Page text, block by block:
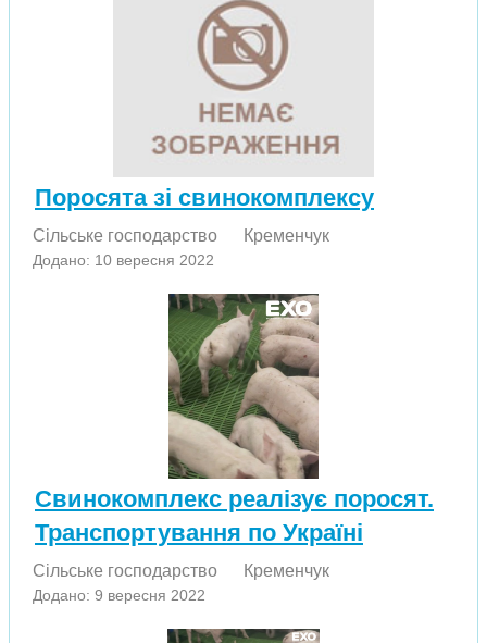
Поросята зі свинокомплексу
Сільське господарство Кременчук
Додано: 10 вересня 2022
Свинокомплекс реалізує поросят.
Транспортування по Україні
Сільське господарство Кременчук
Додано: 9 вересня 2022